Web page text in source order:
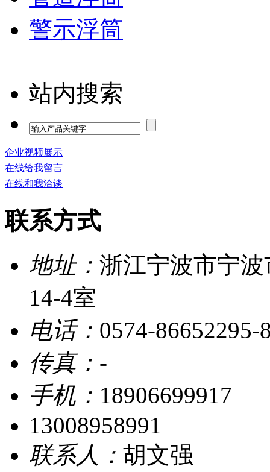
警示浮筒
站内搜索
企业视频展示
在线给我留言
在线和我洽谈
联系方式
地址： 浙江宁波市宁
14-4室
电话： 0574-86652295-
传真： -
手机： 18906699917
13008958991
联系人： 胡文强